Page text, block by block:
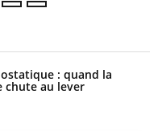
: quand la
chute au lever